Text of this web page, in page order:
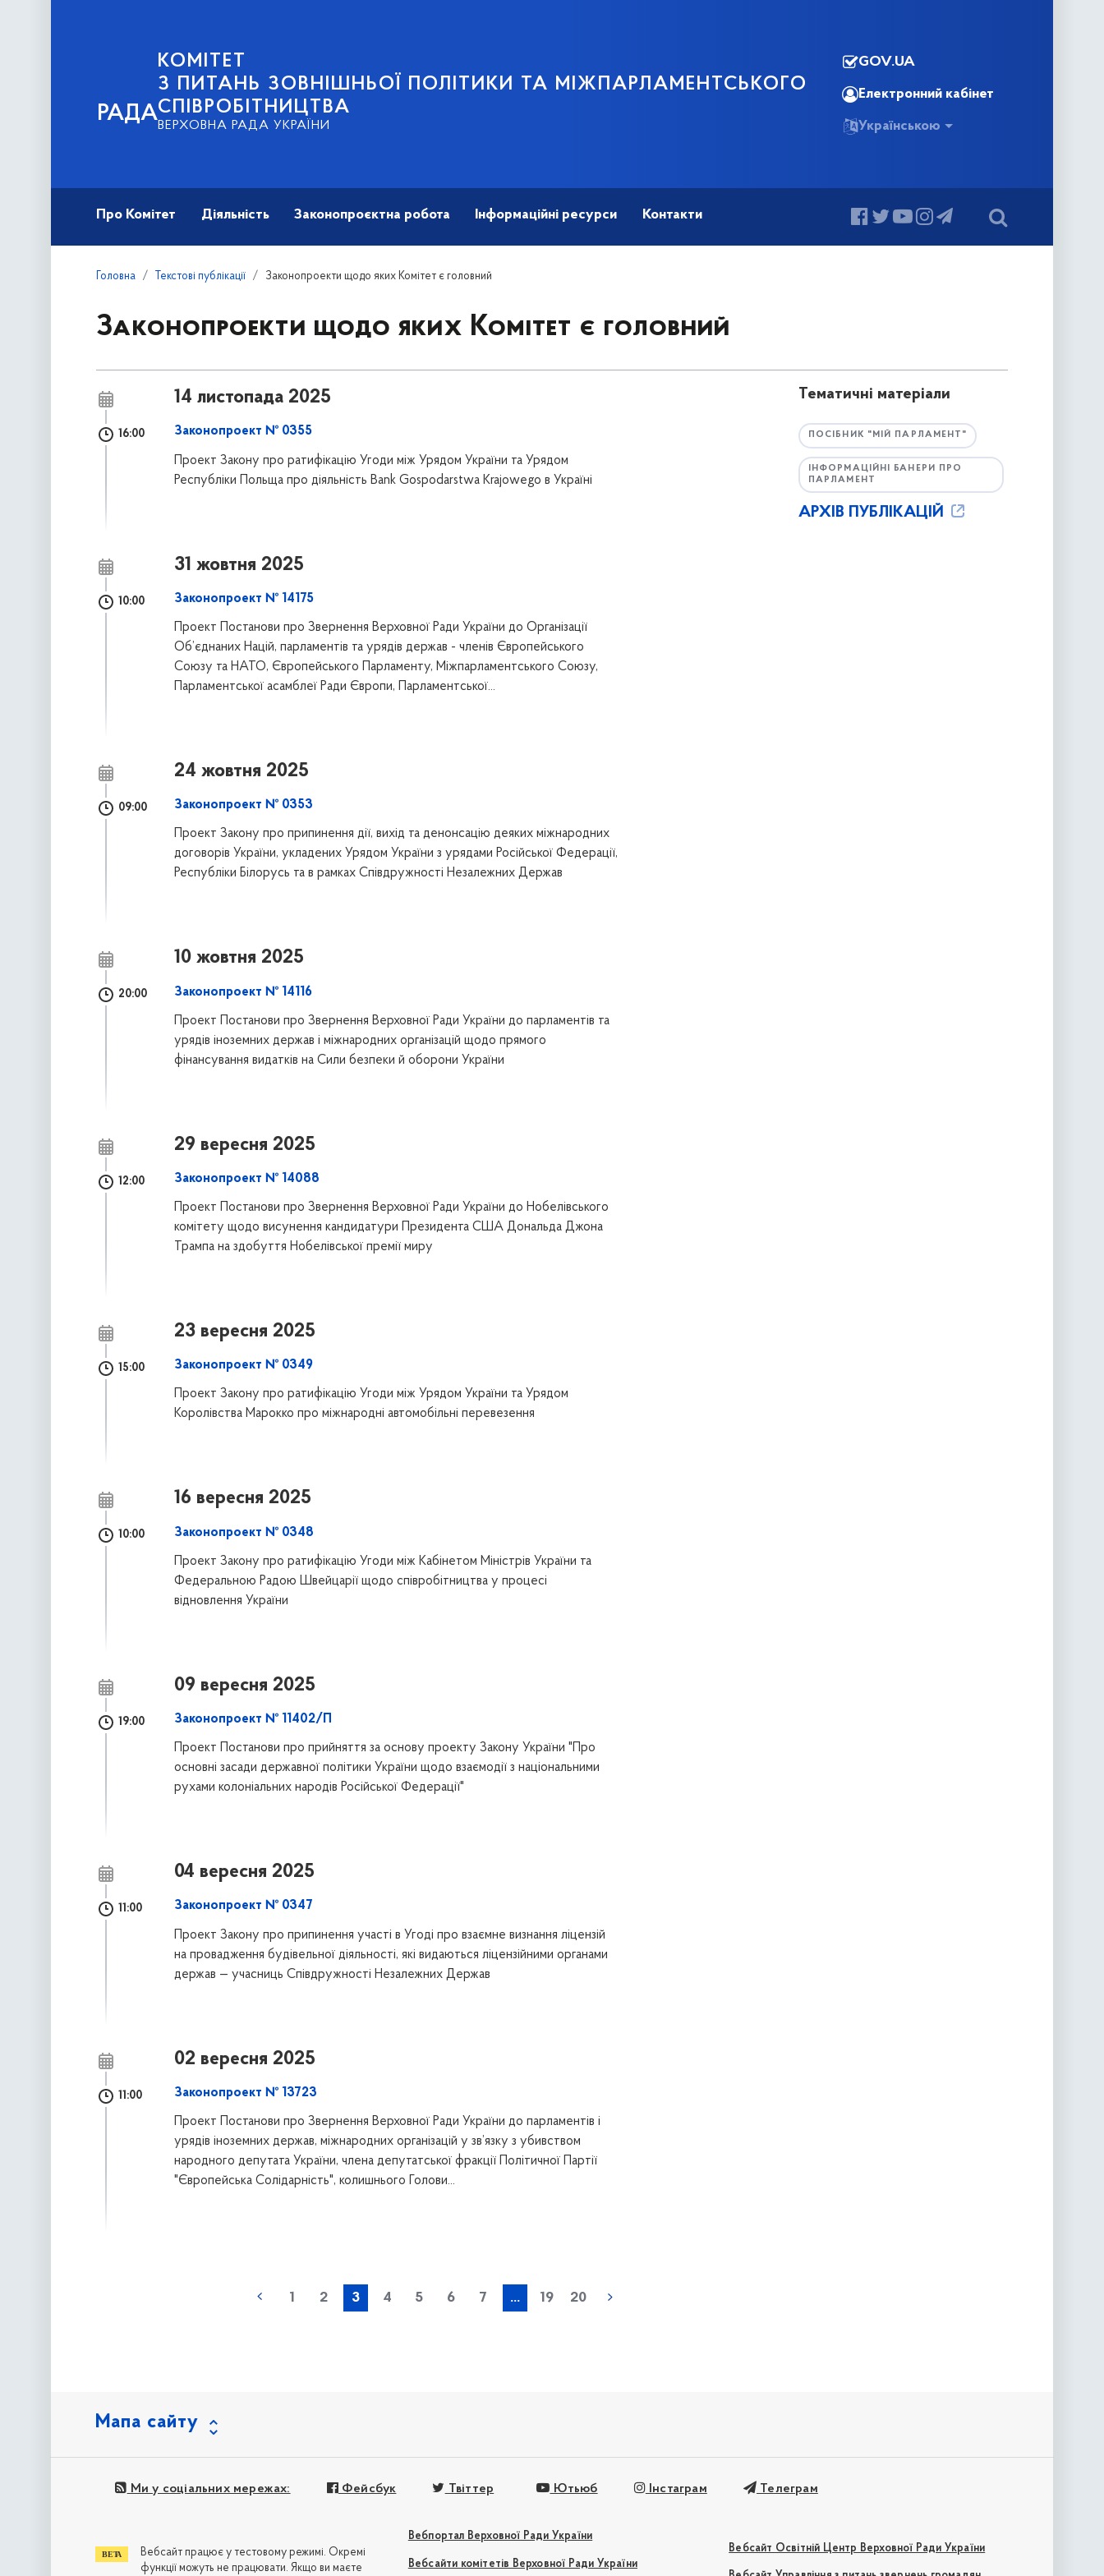
РАДА
КОМІТЕТ
З ПИТАНЬ ЗОВНІШНЬОЇ ПОЛІТИКИ ТА МІЖПАРЛАМЕНТСЬКОГО
СПІВРОБІТНИЦТВА
ВЕРХОВНА РАДА УКРАЇНИ
GOV.UA
Електронний кабінет
Українською
Про Комітет Діяльність Законопроєктна робота Інформаційні ресурси Контакти
Головна Текстові публікації Законопроекти щодо яких Комітет є головний
Законопроекти щодо яких Комітет є головний
14 листопада 2025
16:00 Законопроект № 0355
Проект Закону про ратифікацію Угоди між Урядом України та Урядом
Республіки Польща про діяльність Bank Gospodarstwa Krajowego в Україні
31 жовтня 2025
10:00 Законопроект № 14175
Проект Постанови про Звернення Верховної Ради України до Організації
Об’єднаних Націй, парламентів та урядів держав - членів Європейського
Союзу та НАТО, Європейського Парламенту, Міжпарламентського Союзу,
Парламентської асамблеї Ради Європи, Парламентської...
24 жовтня 2025
09:00 Законопроект № 0353
Проект Закону про припинення дії, вихід та денонсацію деяких міжнародних
договорів України, укладених Урядом України з урядами Російської Федерації,
Республіки Білорусь та в рамках Співдружності Незалежних Держав
10 жовтня 2025
20:00 Законопроект № 14116
Проект Постанови про Звернення Верховної Ради України до парламентів та
урядів іноземних держав і міжнародних організацій щодо прямого
фінансування видатків на Сили безпеки й оборони України
29 вересня 2025
12:00 Законопроект № 14088
Проект Постанови про Звернення Верховної Ради України до Нобелівського
комітету щодо висунення кандидатури Президента США Дональда Джона
Трампа на здобуття Нобелівської премії миру
23 вересня 2025
15:00 Законопроект № 0349
Проект Закону про ратифікацію Угоди між Урядом України та Урядом
Королівства Марокко про міжнародні автомобільні перевезення
16 вересня 2025
10:00 Законопроект № 0348
Проект Закону про ратифікацію Угоди між Кабінетом Міністрів України та
Федеральною Радою Швейцарії щодо співробітництва у процесі
відновлення України
09 вересня 2025
19:00 Законопроект № 11402/П
Проект Постанови про прийняття за основу проекту Закону України "Про
основні засади державної політики України щодо взаємодії з національними
рухами колоніальних народів Російської Федерації"
04 вересня 2025
11:00 Законопроект № 0347
Проект Закону про припинення участі в Угоді про взаємне визнання ліцензій
на провадження будівельної діяльності, які видаються ліцензійними органами
держав — учасниць Співдружності Незалежних Держав
02 вересня 2025
11:00 Законопроект № 13723
Проект Постанови про Звернення Верховної Ради України до парламентів і
урядів іноземних держав, міжнародних організацій у зв’язку з убивством
народного депутата України, члена депутатської фракції Політичної Партії
"Європейська Солідарність", колишнього Голови...
1 2 3 4 5 6 7 ... 19 20
Тематичні матеріали
ПОСІБНИК "МІЙ ПАРЛАМЕНТ"
ІНФОРМАЦІЙНІ БАНЕРИ ПРО
ПАРЛАМЕНТ
АРХІВ ПУБЛІКАЦІЙ
Мапа сайту
Ми у соціальних мережах: Фейсбук Твіттер Ютьюб Інстаграм Телеграм
Вебпортал Верховної Ради України
Вебсайти комітетів Верховної Ради України
Вебсайт Освітній Центр Верховної Ради України
Вебсайт працює у тестовому режимі. Окремі
функції можуть не працювати. Якщо ви маєте